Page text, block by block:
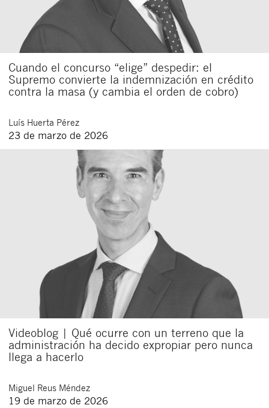
Cuando el concurso “elige” despedir: el
Supremo convierte la indemnización en crédito
contra la masa (y cambia el orden de cobro)
Luís Huerta Pérez
23 de marzo de 2026
Videoblog | Qué ocurre con un terreno que la
administración ha decido expropiar pero nunca
llega a hacerlo
Miguel Reus Méndez
19 de marzo de 2026